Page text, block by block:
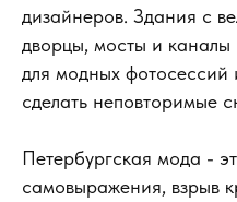
дизайнеров. Здания с
дворцы, мосты и
для модных фотосессий
сделать неповторимые
Петербургская мода -
самовыражения, взрыв